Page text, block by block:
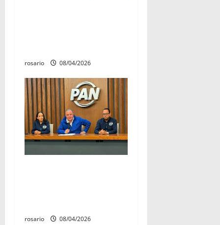
rosario 08/04/2026
rosario 08/04/2026